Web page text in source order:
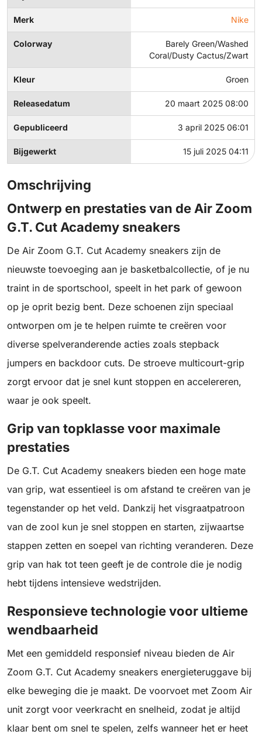
Merk Nike
Colorway
Barely Green/Washed
Coral/Dusty Cactus/Zwart
Kleur Groen
Releasedatum 20 maart 2025 08:00
Gepubliceerd 3 april 2025 06:01
Bijgewerkt 15 juli 2025 04:11
Omschrijving
Ontwerp en prestaties van de Air Zoom
G.T. Cut Academy sneakers
De Air Zoom G.T. Cut Academy sneakers zijn de
nieuwste toevoeging aan je basketbalcollectie, of je nu
traint in de sportschool, speelt in het park of gewoon
op je oprit bezig bent. Deze schoenen zijn speciaal
ontworpen om je te helpen ruimte te creëren voor
diverse spelveranderende acties zoals stepback
jumpers en backdoor cuts. De stroeve multicourt-grip
zorgt ervoor dat je snel kunt stoppen en accelereren,
waar je ook speelt.
Grip van topklasse voor maximale
prestaties
De G.T. Cut Academy sneakers bieden een hoge mate
van grip, wat essentieel is om afstand te creëren van je
tegenstander op het veld. Dankzij het visgraatpatroon
van de zool kun je snel stoppen en starten, zijwaartse
stappen zetten en soepel van richting veranderen. Deze
grip van hak tot teen geeft je de controle die je nodig
hebt tijdens intensieve wedstrijden.
Responsieve technologie voor ultieme
wendbaarheid
Met een gemiddeld responsief niveau bieden de Air
Zoom G.T. Cut Academy sneakers energieteruggave bij
elke beweging die je maakt. De voorvoet met Zoom Air
unit zorgt voor veerkracht en snelheid, zodat je altijd
klaar bent om snel te spelen, zelfs wanneer het er heet